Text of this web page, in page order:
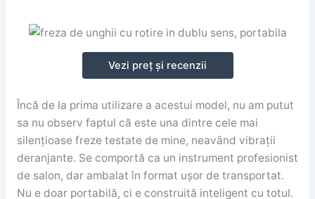
Vezi preț și recenzii
Încă de la prima utilizare a acestui model, nu am putut
sa nu observ faptul că este una dintre cele mai
silențioase freze testate de mine, neavând vibrații
deranjante. Se comportă ca un instrument profesionist
de salon, dar ambalat în format ușor de transportat.
Nu e doar portabilă, ci e construită inteligent cu totul.